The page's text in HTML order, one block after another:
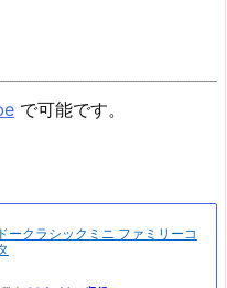
で可能です。
ークラシックミニ ファミリーコ